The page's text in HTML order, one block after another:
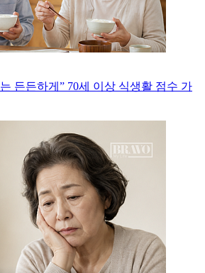
든든하게” 70세 이상 식생활 점수 가